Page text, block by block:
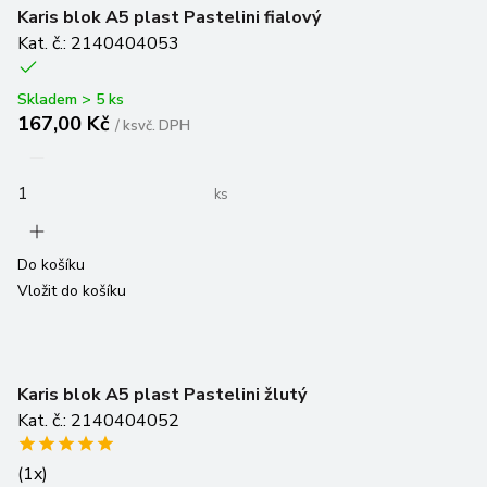
Karis blok A5 plast Pastelini fialový
Kat. č.: 2140404053
Skladem > 5 ks
167,00 Kč /ksvč. DPH
ks
Do košíku
Vložit do košíku
Karis blok A5 plast Pastelini žlutý
Kat. č.: 2140404052
(1x)